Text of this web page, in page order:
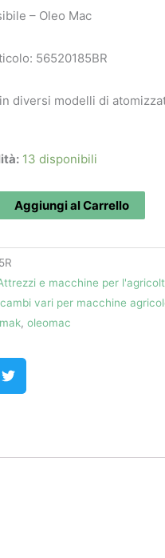
– Oleo Mac
56520185BR
diversi modelli di
13 disponibili
Aggiungi al Carrello
e macchine per
vari per macchine
, oleomac